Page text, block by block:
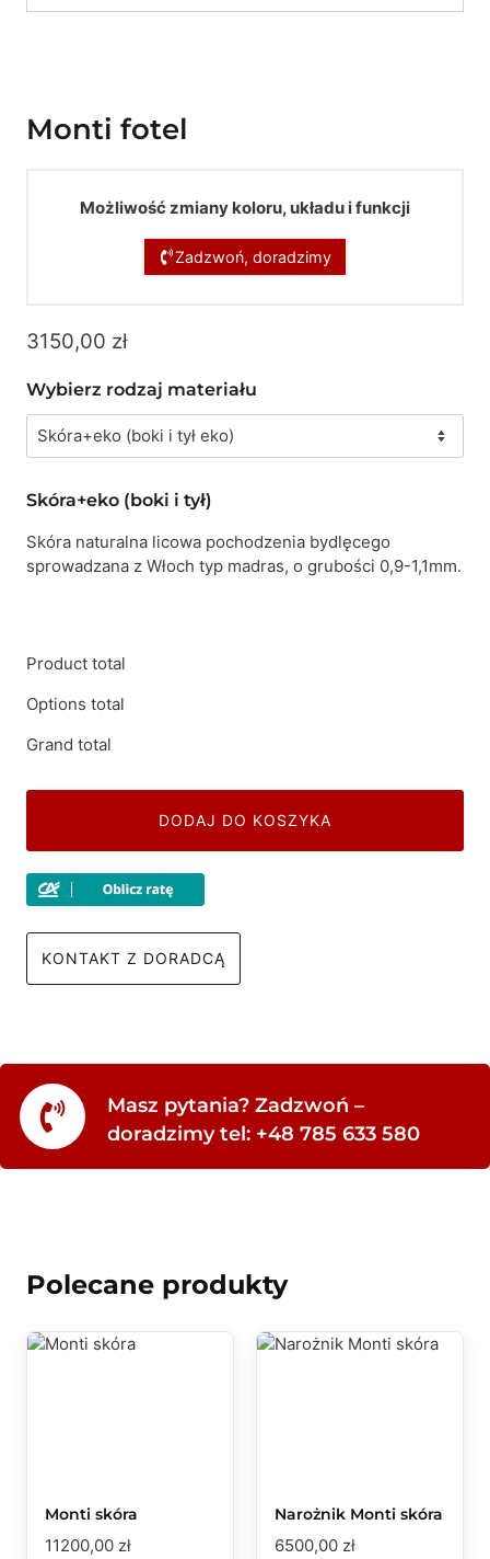
Monti fotel
Możliwość zmiany koloru, układu i funkcji
Zadzwoń, doradzimy
3150,00 zł
Wybierz rodzaj materiału
Skóra+eko (boki i tył)
Skóra naturalna licowa pochodzenia bydlęcego
sprowadzana z Włoch typ madras, o grubości 0,9-1,1mm.
Product total
Options total
Grand total
DODAJ DO KOSZYKA
KONTAKT Z DORADCĄ
Masz pytania? Zadzwoń –
doradzimy tel: +48 785 633 580
Polecane produkty
Monti skóra
11200,00 zł
Narożnik Monti skóra
6500,00 zł